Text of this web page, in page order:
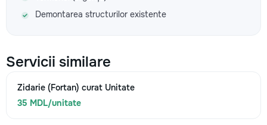
Demontarea structurilor existente
Servicii similare
Zidarie (Fortan) curat Unitate
35 MDL/unitate